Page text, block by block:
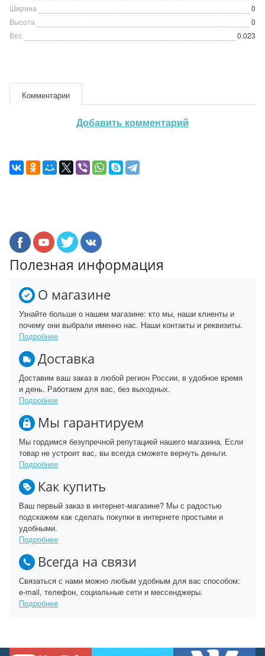
Ширина
0
Высота
0
Вес
0.023
Комментарии
Добавить комментарий
Полезная информация
О магазине
Узнайте больше о нашем магазине: кто мы, наши клиенты и
почему они выбрали именно нас. Наши контакты и реквизиты.
Подробнее
Доставка
Доставим ваш заказ в любой регион России, в удобное время
и день. Работаем для вас, без выходных.
Подробнее
Мы гарантируем
Мы гордимся безупречной репутацией нашего магазина. Если
товар не устроит вас, вы всегда сможете вернуть деньги.
Подробнее
Как купить
Ваш первый заказ в интернет-магазине? Мы с радостью
подскажем как сделать покупки в интернете простыми и
удобными.
Подробнее
Всегда на связи
Связаться с нами можно любым удобным для вас способом:
e-mail, телефон, социальные сети и мессенджеры.
Подробнее